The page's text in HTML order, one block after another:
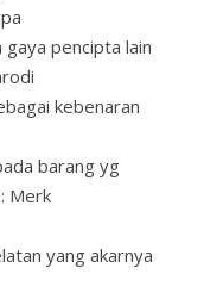
pencipta lain
kebenaran
barang yg
Merk
yang akarnya